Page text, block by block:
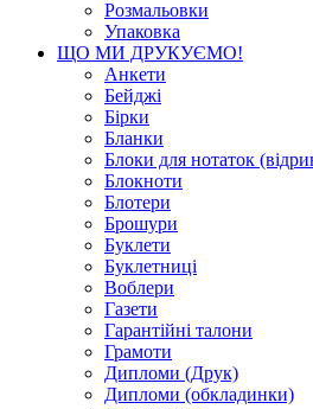
Розмальовки
Упаковка
ЩО МИ ДРУКУЄМО!
Анкети
Бейджі
Бірки
Бланки
Блоки для нотаток
Блокноти
Блотери
Брошури
Буклети
Буклетниці
Воблери
Газети
Гарантійні талони
Грамоти
Дипломи (Друк)
Дипломи (обкладинки)